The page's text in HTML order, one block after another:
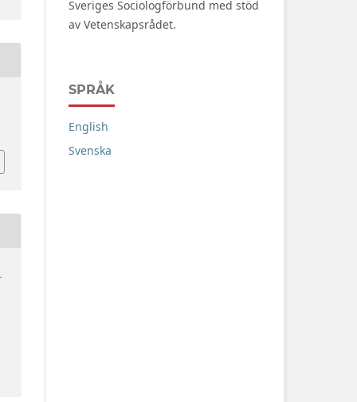
Sveriges Sociologförbund med stöd
av Vetenskapsrådet.
SPRÅK
English
Svenska